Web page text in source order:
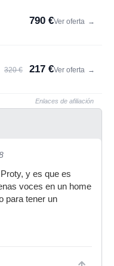
790 €Ver oferta →
320 € 217 €Ver oferta →
Enlaces de afiliación
y es que es
voces en un home
para tener un